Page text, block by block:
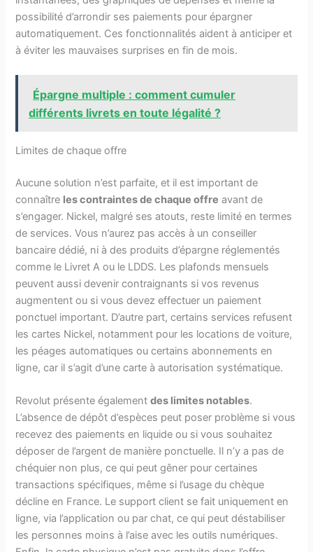
possibilité d’arrondir ses paiements pour épargner
automatiquement. Ces fonctionnalités aident à anticiper et
à éviter les mauvaises surprises en fin de mois.
Épargne multiple : comment cumuler
différents livrets en toute légalité ?
Limites de chaque offre
Aucune solution n’est parfaite, et il est important de
connaître les contraintes de chaque offre avant de
s’engager. Nickel, malgré ses atouts, reste limité en termes
de services. Vous n’aurez pas accès à un conseiller
bancaire dédié, ni à des produits d’épargne réglementés
comme le Livret A ou le LDDS. Les plafonds mensuels
peuvent aussi devenir contraignants si vos revenus
augmentent ou si vous devez effectuer un paiement
ponctuel important. D’autre part, certains services refusent
les cartes Nickel, notamment pour les locations de voiture,
les péages automatiques ou certains abonnements en
ligne, car il s’agit d’une carte à autorisation systématique.
Revolut présente égalementdes limites notables.
L’absence de dépôt d’espèces peut poser problème si vous
recevez des paiements en liquide ou si vous souhaitez
déposer de l’argent de manière ponctuelle. Il n’y a pas de
chéquier non plus, ce qui peut gêner pour certaines
transactions spécifiques, même si l’usage du chèque
décline en France. Le support client se fait uniquement en
ligne, via l’application ou par chat, ce qui peut déstabiliser
les personnes moins à l’aise avec les outils numériques.